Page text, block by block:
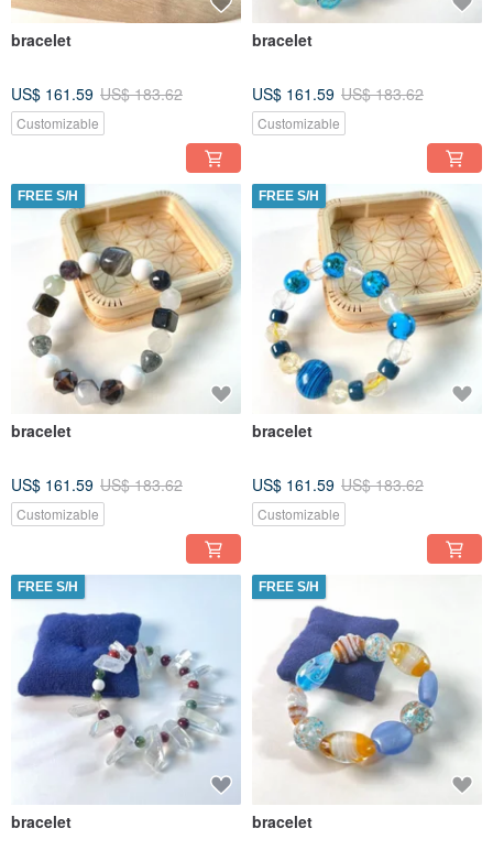
bracelet
US$ 161.59 US$ 183.62
Customizable
bracelet
US$ 161.59 US$ 183.62
Customizable
FREE S/H
bracelet
US$ 161.59 US$ 183.62
Customizable
FREE S/H
bracelet
US$ 161.59 US$ 183.62
Customizable
FREE S/H
bracelet
FREE S/H
bracelet